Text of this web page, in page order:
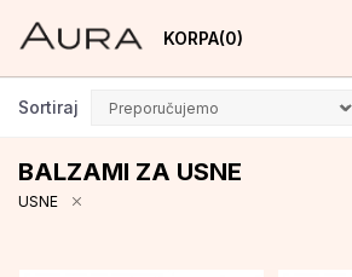
KORPA 0
BALZAMI ZA USNE
Sortiraj
USNE